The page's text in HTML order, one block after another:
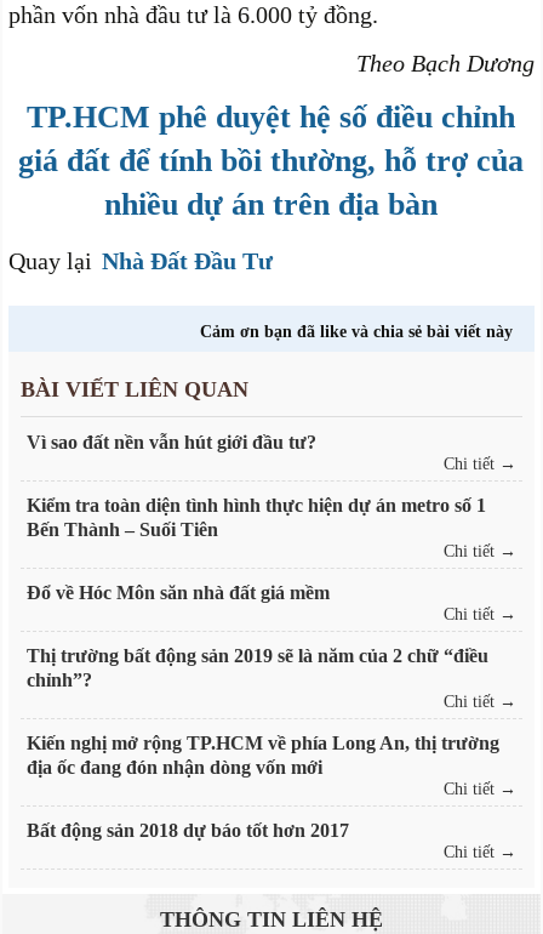
phần vốn nhà đầu tư là 6.000 tỷ đồng.
Theo Bạch Dương
TP.HCM phê duyệt hệ số điều chỉnh
giá đất để tính bồi thường, hỗ trợ của
nhiều dự án trên địa bàn
Quay lại Nhà Đất Đầu Tư
Cảm ơn bạn đã like và chia sẻ bài viết này
BÀI VIẾT LIÊN QUAN
Vì sao đất nền vẫn hút giới đầu tư?
Chi tiết →
Kiểm tra toàn diện tình hình thực hiện dự án metro số 1
Bến Thành – Suối Tiên
Chi tiết →
Đổ về Hóc Môn săn nhà đất giá mềm
Chi tiết →
Thị trường bất động sản 2019 sẽ là năm của 2 chữ “điều
chỉnh”?
Chi tiết →
Kiến nghị mở rộng TP.HCM về phía Long An, thị trường
địa ốc đang đón nhận dòng vốn mới
Chi tiết →
Bất động sản 2018 dự báo tốt hơn 2017
Chi tiết →
THÔNG TIN LIÊN HỆ